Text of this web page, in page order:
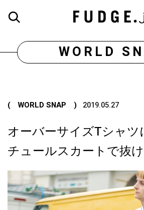
WORLD
( WORLD SNAP ) 2019.05.27
オーバーサイズTシャツ
チュールスカートで抜